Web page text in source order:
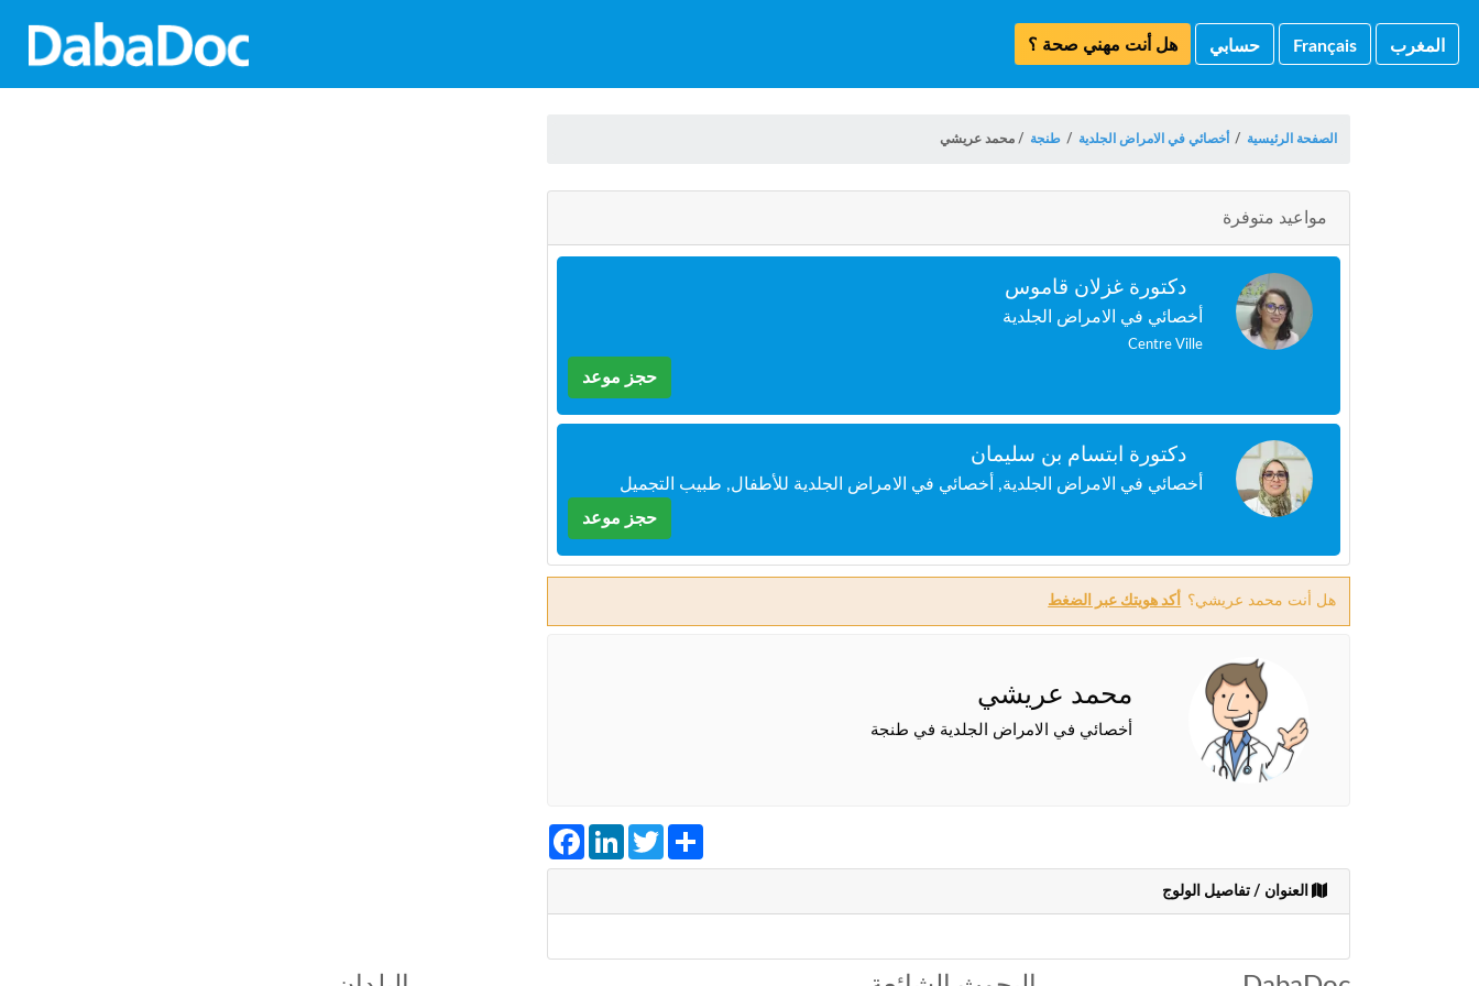
هل أنت مهني صحة ؟ حسابي Français المغرب
الصفحة الرئيسية / أخصائي في الامراض الجلدية / طنجة / محمد عريشي
مواعيد متوفرة
دكتورة غزلان قاموس
أخصائي في الامراض الجلدية
Centre Ville
حجز موعد
دكتورة ابتسام بن سليمان
أخصائي في الامراض الجلدية, أخصائي في الامراض الجلدية للأطفال, طبيب التجميل
حجز موعد
هل أنت محمد عريشي؟ أكد هويتك عبر الضغط
محمد عريشي
أخصائي في الامراض الجلدية في طنجة
FacebookLinkedInTwitterShare
العنوان / تفاصيل الولوج